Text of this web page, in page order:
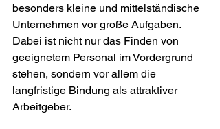
besonders kleine und mittelständische
Unternehmen vor große Aufgaben.
Dabei ist nicht nur das Finden von
geeignetem Personal im Vordergrund
stehen, sondern vor allem die
langfristige Bindung als attraktiver
Arbeitgeber.